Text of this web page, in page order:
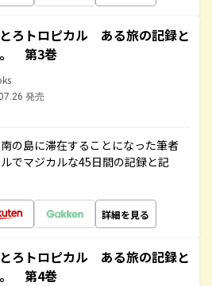
ろトロピカル ある旅の記録と
第3巻
発売
の島に滞在することになった筆者
でマジカルな45日間の記録と記
詳細を見る
ろトロピカル ある旅の記録と
第4巻